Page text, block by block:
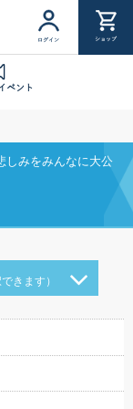
ログイン ショップ
ベント
しみをみんなに大公
きます）